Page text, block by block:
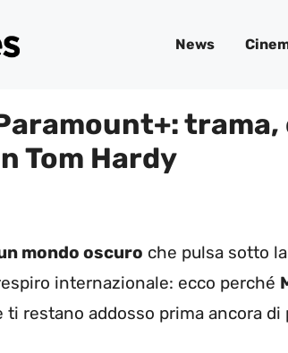
News
Tom Hardy
mondo oscuro che pulsa sotto
internazionale: ecco perché
restano addosso prima ancora di